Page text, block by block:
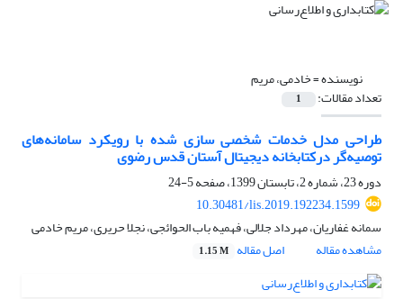
نویسنده =خادمی، مریم
تعداد مقالات: 1
طراحی مدل خدمات شخصی‌ سازی شده با رویکرد سامانه‌های
توصیه‌گر درکتابخانه دیجیتال آستان قدس رضوی
دوره 23، شماره 2، تابستان 1399، صفحه
5-24
10.30481/lis.2019.192234.1599
سمانه غفاریان، مهرداد جلالی، فهمیه باب الحوائجی، نجلا حریری، مریم خادمی
مشاهده مقاله
اصل مقاله 1.15 M